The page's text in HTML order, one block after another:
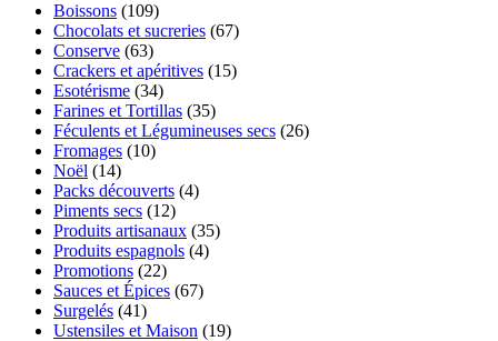
Boissons (109)
Chocolats et sucreries (67)
Conserve (63)
Crackers et apéritives (15)
Esotérisme (34)
Farines et Tortillas (35)
Féculents et Légumineuses secs (26)
Fromages (10)
Noël (14)
Packs découverts (4)
Piments secs (12)
Produits artisanaux (35)
Produits espagnols (4)
Promotions (22)
Sauces et Épices (67)
Surgelés (41)
Ustensiles et Maison (19)